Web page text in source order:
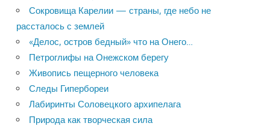
Сокровища Карелии — страны, где небо не
рассталось с землей
«Делос, остров бедный» что на Онего…
Петроглифы на Онежском берегу
Живопись пещерного человека
Следы Гипербореи
Лабиринты Соловецкого архипелага
Природа как творческая сила